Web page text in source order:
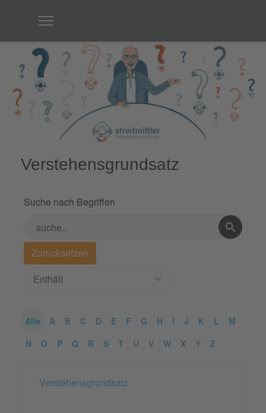
Verstehensgrundsatz
Suche nach Begriffen
Alle A B C D E F G H I J K L
M
N
O P Q R S T U V W X Y Z
Verstehensgrundsatz